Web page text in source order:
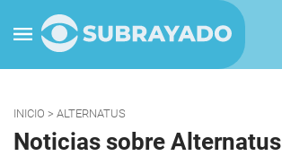
INICIO > ALTERNATUS
Noticias sobre Alternatus